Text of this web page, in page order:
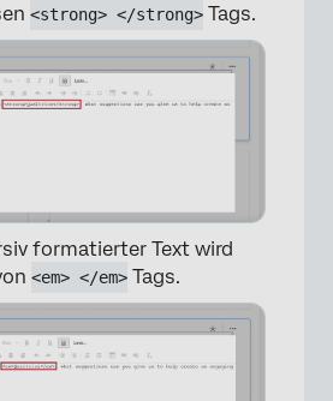
<strong> </strong> Tags.
formatierter Text wird
<em> </em> Tags.